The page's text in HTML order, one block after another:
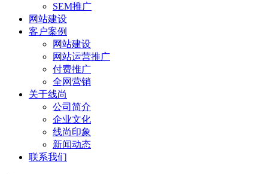
SEM推广
网站建设
客户案例
网站建设
网站运营推广
付费推广
全网营销
关于线尚
公司简介
企业文化
线尚印象
新闻动态
联系我们